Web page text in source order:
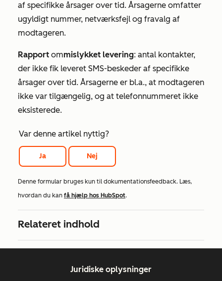
af specifikke årsager over tid. Årsagerne omfatter
ugyldigt nummer, netværksfejl og fravalg af
modtageren.
Rapport ommislykket levering: antal kontakter,
der ikke fik leveret SMS-beskeder af specifikke
årsager over tid. Årsagerne er bl.a., at modtageren
ikke var tilgængelig, og at telefonnummeret ikke
eksisterede.
Var denne artikel nyttig?
Ja Nej
Denne formular bruges kun til dokumentationsfeedback. Læs,
hvordan du kan få hjælp hos HubSpot.
Relateret indhold
Juridiske oplysninger